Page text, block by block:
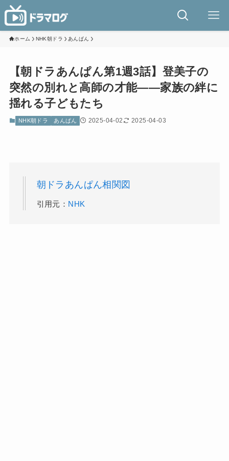
ホーム NHK朝ドラ あんぱん
【朝ドラあんぱん第1週3話】登美子の
突然の別れと高師の才能——家族の絆に
揺れる子どもたち
NHK朝ドラ あんぱん 2025-04-02 2025-04-03
朝ドラあんぱん相関図
引用元： NHK